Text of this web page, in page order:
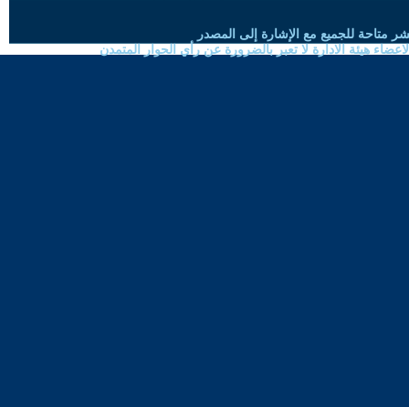
متاحة للجميع مع الإشارة إلى المصدر
هيئة الادارة لا تعبر بالضرورة عن رأي الحوار المتمدن